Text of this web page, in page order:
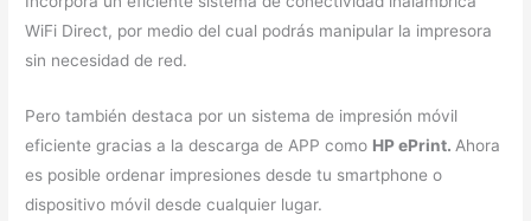
WiFi Direct, por medio del cual podrás manipular la impresora
sin necesidad de red.
Pero también destaca por un sistema de impresión móvil
eficiente gracias a la descarga de APP como HP ePrint. Ahora
es posible ordenar impresiones desde tu smartphone o
dispositivo móvil desde cualquier lugar.